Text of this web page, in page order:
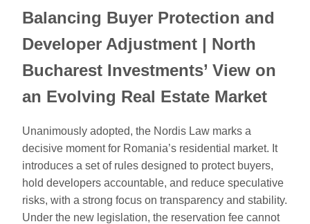
Balancing Buyer Protection and
Developer Adjustment | North
Bucharest Investments’ View on
an Evolving Real Estate Market
Unanimously adopted, the Nordis Law marks a
decisive moment for Romania’s residential market. It
introduces a set of rules designed to protect buyers,
hold developers accountable, and reduce speculative
risks, with a strong focus on transparency and stability.
Under the new legislation, the reservation fee cannot